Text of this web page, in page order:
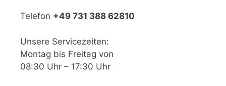
Telefon +49 731 388 62810
Unsere Servicezeiten:
Montag bis Freitag von
08:30 Uhr – 17:30 Uhr